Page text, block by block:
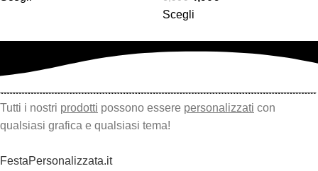
Scegli
Tutti i nostri prodotti possono essere personalizzati con
qualsiasi grafica e qualsiasi tema!
FestaPersonalizzata.it